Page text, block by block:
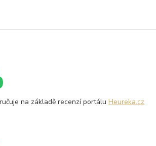
na základě recenzí portáluHeureka.cz